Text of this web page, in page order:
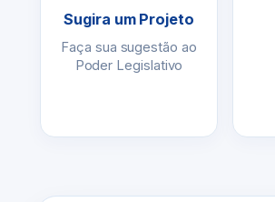
Sugira um Projeto
Faça sua sugestão ao
Poder Legislativo